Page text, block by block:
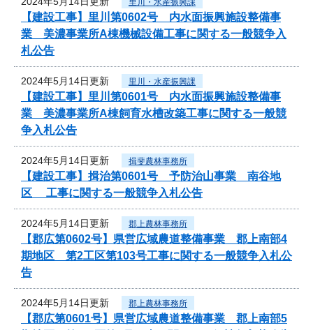
里川・水産振興課
【建設工事】里川第0602号 内水面振興施設整備事
業 美濃事業所A棟機械設備工事に関する一般競争入
札公告
2024年5月14日更新 里川・水産振興課
【建設工事】里川第0601号 内水面振興施設整備事
業 美濃事業所A棟飼育水槽改築工事に関する一般競
争入札公告
2024年5月14日更新 揖斐農林事務所
【建設工事】揖治第0601号 予防治山事業 南谷地
区 工事に関する一般競争入札公告
2024年5月14日更新 郡上農林事務所
【郡広第0602号】県営広域農道整備事業 郡上南部4
期地区 第2工区第103号工事に関する一般競争入札公
告
2024年5月14日更新 郡上農林事務所
【郡広第0601号】県営広域農道整備事業 郡上南部5